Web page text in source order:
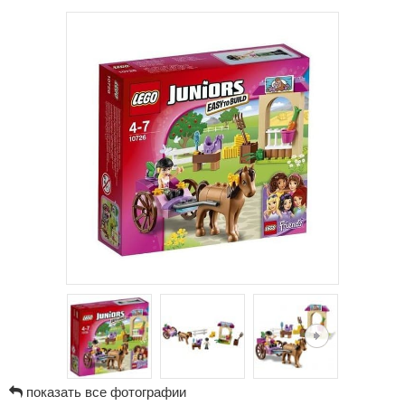
показать все фотографии